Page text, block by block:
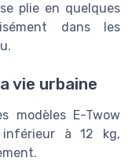
plie en quelques
dans les
vie urbaine
modèles E-Twow
à 12 kg,